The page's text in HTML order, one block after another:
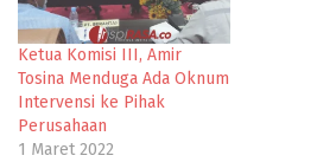
Ketua Komisi III, Amir
Tosina Menduga Ada Oknum
Intervensi ke Pihak
Perusahaan
1 Maret 2022